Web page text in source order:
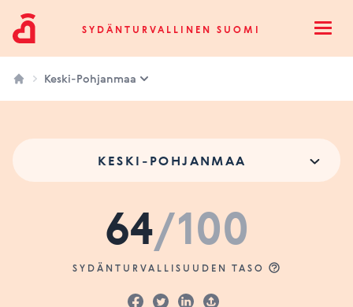
Sydänturvallinen SuomiSYDÄNTURVALLINEN SUOMI
Keski-Pohjanmaa
KESKI-POHJANMAA
64/100
SYDÄNTURVALLISUUDEN TASO